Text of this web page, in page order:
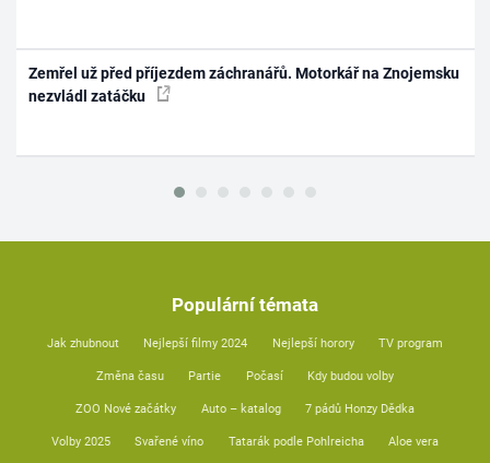
Zemřel už před příjezdem záchranářů. Motorkář na Znojemsku
nezvládl zatáčku
Populární témata
Jak zhubnout Nejlepší filmy 2024 Nejlepší horory TV program
Změna času Partie Počasí Kdy budou volby
ZOO Nové začátky Auto – katalog 7 pádů Honzy Dědka
Volby 2025 Svařené víno Tatarák podle Pohlreicha Aloe vera